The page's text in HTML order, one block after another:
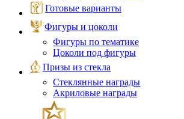
Готовые варианты
Фигуры и цоколи
Фигуры по тематике
Цоколи под фигуры
Призы из стекла
Стеклянные награды
Акриловые награды